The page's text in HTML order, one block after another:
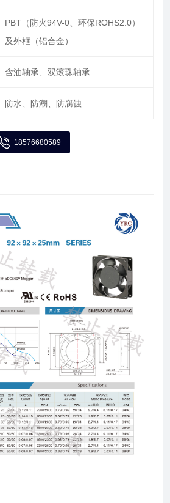
PBT（防火94V-0、环保ROHS2.0）
及外框（铝合金）
含油轴承、双滚珠轴承
防水、防潮、防腐蚀
18576680589